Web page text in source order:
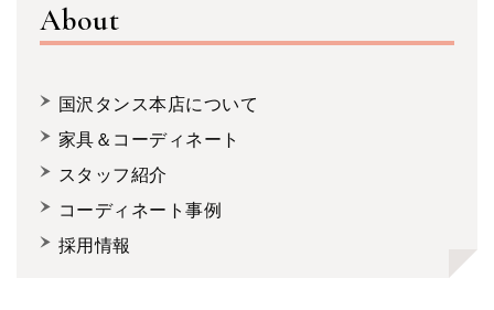
About
国沢タンス本店について
家具＆コーディネート
スタッフ紹介
コーディネート事例
採用情報